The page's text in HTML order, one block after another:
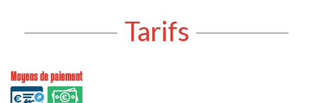
Tarifs
Moyens de paiement